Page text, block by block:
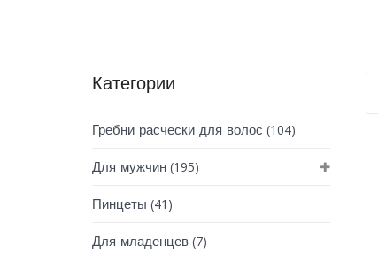
Категории
Гребни расчески для волос (104)
Для мужчин (195)
Пинцеты (41)
Для младенцев (7)